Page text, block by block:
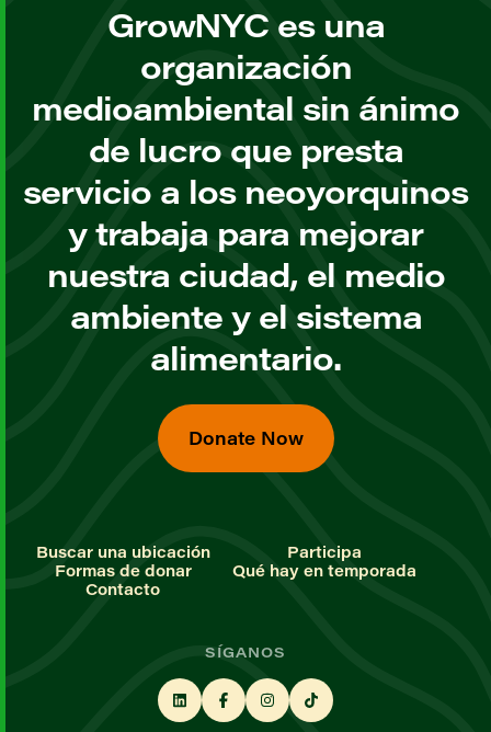
GrowNYC es una
organización
medioambiental sin ánimo
de lucro que presta
servicio a los neoyorquinos
y trabaja para mejorar
nuestra ciudad, el medio
ambiente y el sistema
alimentario.
Donate Now
Buscar una ubicación
Participa
Formas de donar
Qué hay en temporada
Contacto
SÍGANOS